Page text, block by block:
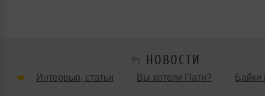
НОВОСТИ
Интервью, статьи Вы хотели Пати? Байки